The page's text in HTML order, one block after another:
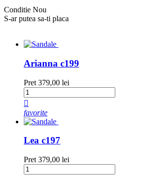
Conditie Nou
S-ar putea sa-ti placa
Arianna c199
Pret 379,00 lei

favorite
Lea c197
Pret 379,00 lei